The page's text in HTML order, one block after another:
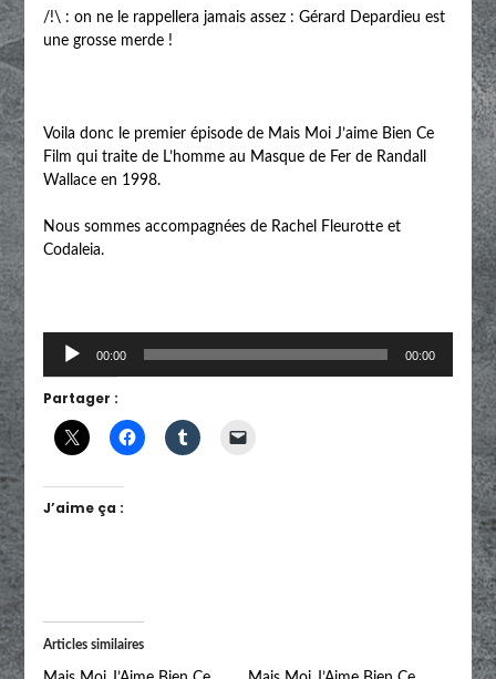
/!\ : on ne le rappellera jamais assez : Gérard Depardieu est
une grosse merde !
Voila donc le premier épisode de Mais Moi J’aime Bien Ce
Film qui traite de L’homme au Masque de Fer de Randall
Wallace en 1998.
Nous sommes accompagnées de Rachel Fleurotte et
Codaleia.
Lecteur
audio
00:00 00:00
Partager :
J’aime ça :
Articles similaires